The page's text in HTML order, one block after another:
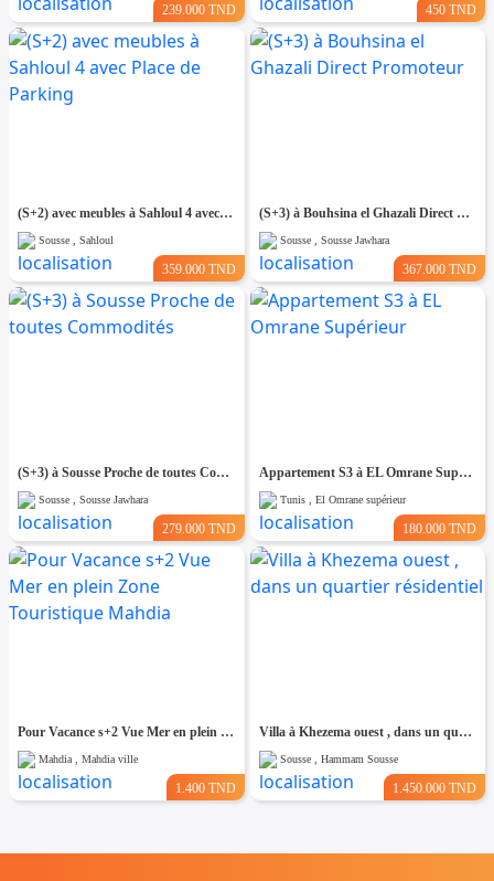
239.000 TND 450 TND
(S+2) avec meubles à Sahloul 4 avec Place de Parking
Sousse , Sahloul
359.000 TND
(S+3) à Bouhsina el Ghazali Direct Promoteur
Sousse , Sousse Jawhara
367.000 TND
(S+3) à Sousse Proche de toutes Commodités
Sousse , Sousse Jawhara
279.000 TND
Appartement S3 à EL Omrane Supérieur
Tunis , El Omrane supérieur
180.000 TND
Pour Vacance s+2 Vue Mer en plein Zone Touristique Mahdia
Mahdia , Mahdia ville
1.400 TND
Villa à Khezema ouest , dans un quartier résidentiel
Sousse , Hammam Sousse
1.450.000 TND